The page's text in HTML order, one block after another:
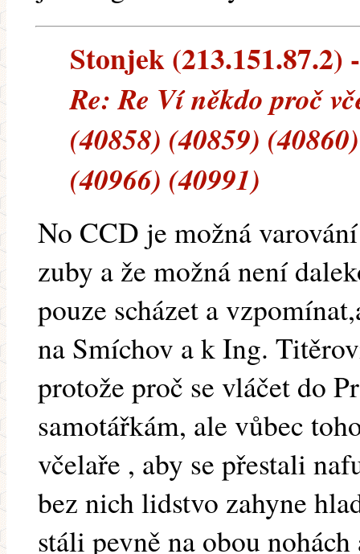
Stonjek (213.151.87.2)
Re: Re Ví někdo proč
(40858) (40859)
(40966) (40991)
No CCD je možná
zuby a že možná není
pouze scházet a
na Smíchov a k Ing.
protože proč se vláčet do
samotářkám, ale vůbec
včelaře , aby se přestali
bez nich lidstvo zahyne
stáli pevně na obou